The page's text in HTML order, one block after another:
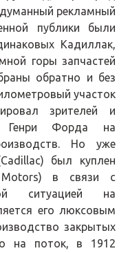
рекламный
публики были
Кадиллак,
горы запчастей
обратно и без
участок
зрителей и
Генри Форда на
Но уже
был куплен
в связи с
ситуацией на
его люксовым
закрытых
на поток, в 1912